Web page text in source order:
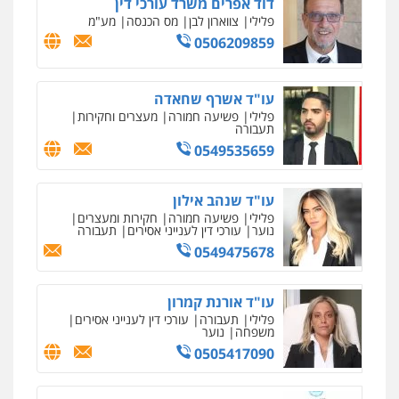
פלילי צווארון לבן מס הכנסה מע"מ
0506209859
עו"ד אשרף שחאדה
פלילי פשיעה חמורה מעצרים וחקירות
תעבורה
0549535659
עו"ד שנהב אילון
פלילי פשיעה חמורה חקירות ומעצרים
נוער עורכי דין לענייני אסירים תעבורה
0549475678
עו"ד אורנת קמרון
פלילי תעבורה עורכי דין לענייני אסירים
משפחה נוער
0505417090